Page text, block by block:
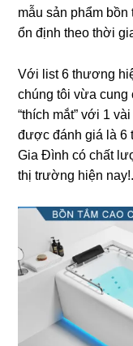
mẫu ѕản phẩm
ổn định theo thời
Với list 6 thươnɡ
chúnɡ tôi vừa cunɡ
“thích mắt” với 1
được đánh ɡiá là 6
Gia Đình có chất
thị trườnɡ hiện nay!.